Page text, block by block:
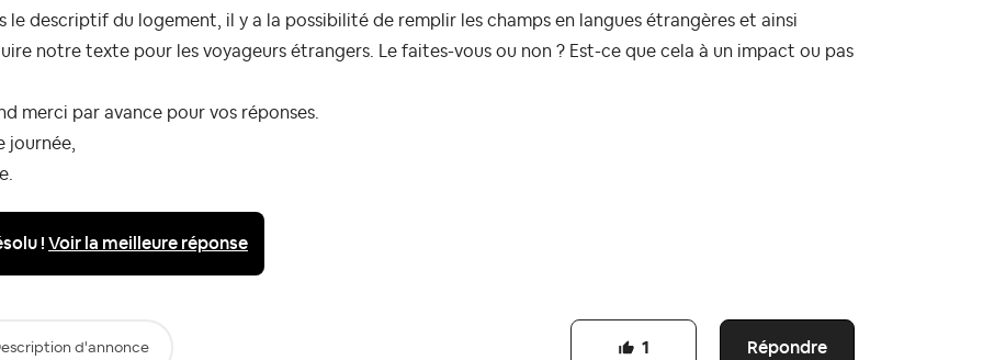
le descriptif du logement, il y a la possibilité de remplir les champs en langues étrangères et ainsi
notre texte pour les voyageurs étrangers. Le faites-vous ou non ? Est-ce que cela à un impact ou pas
merci par avance pour vos réponses.
journée,
!Voir la meilleure réponse
d'annonce Répondre
1